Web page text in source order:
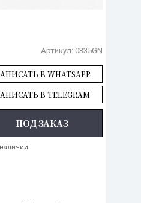
Артикул: 0335GN
В WHATSAPP
В TELEGRAM
ПОД ЗАКАЗ